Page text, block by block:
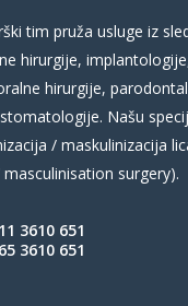
tim pruža usluge iz
hirurgije,
hirurgije,
Našu
/ maskulinizacija
surgery).
3610 651
3610 651